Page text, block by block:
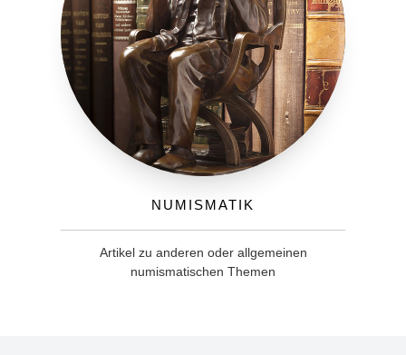
Numismatik
Artikel zu anderen oder allgemeinen
numismatischen Themen